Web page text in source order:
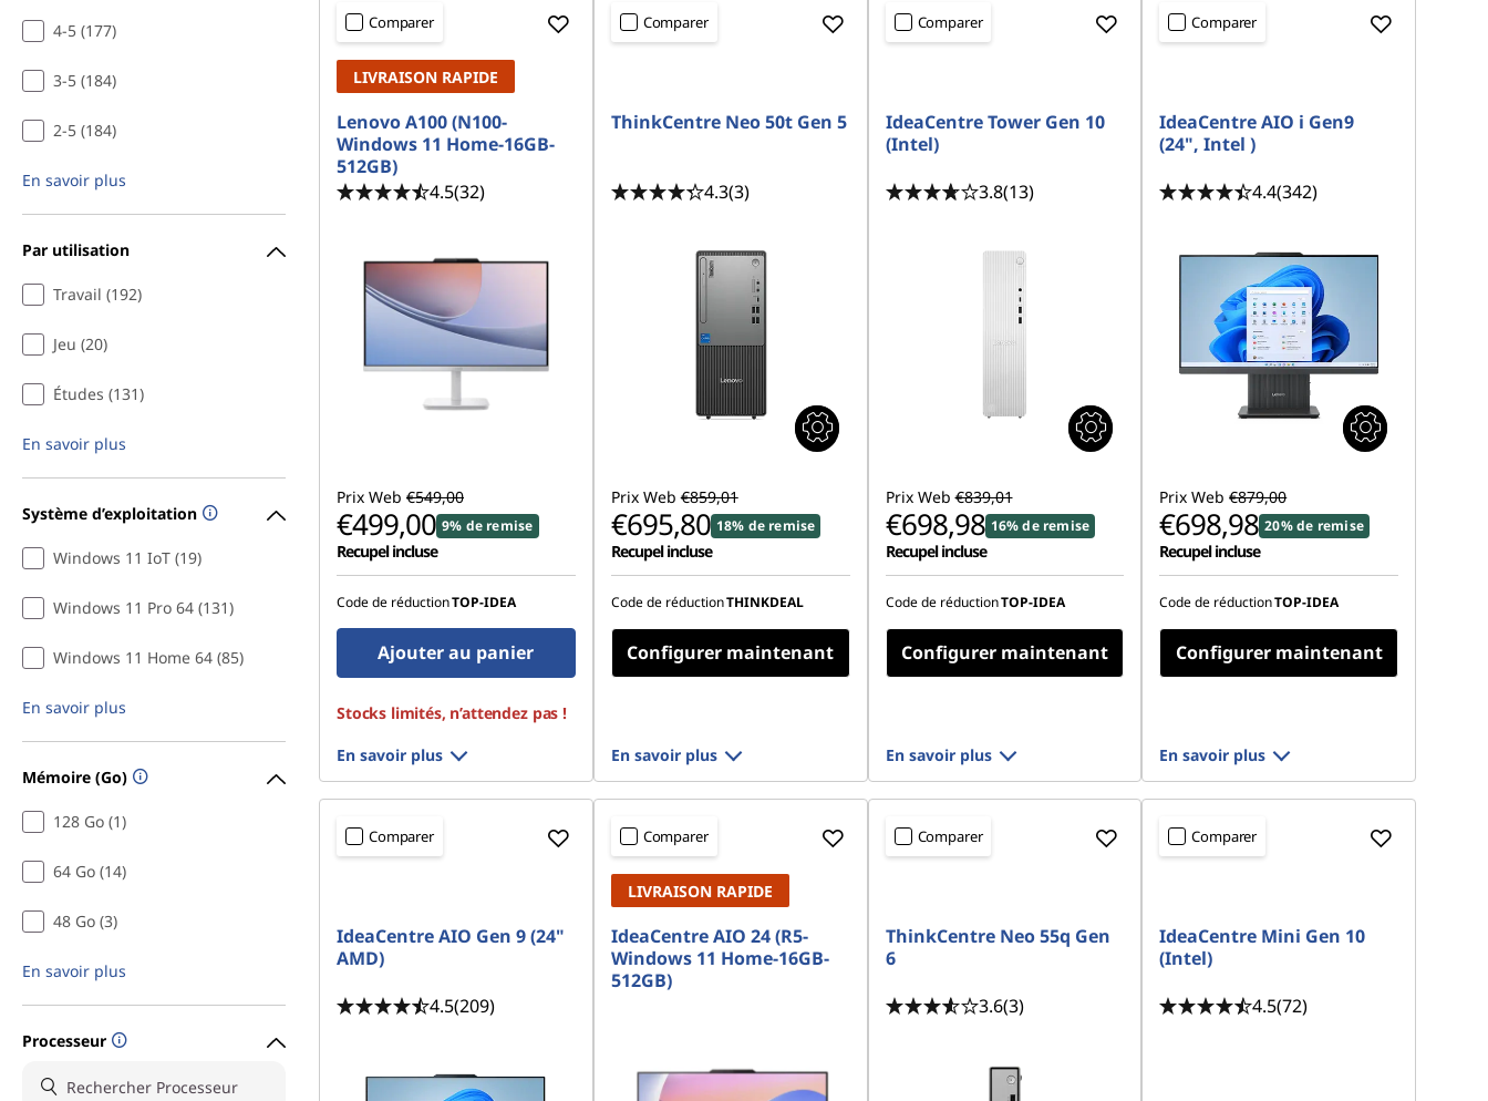
u
u
h
u
r
n
c
p
4-5 (177)
3-5 (184)
2-5 (184)
En savoir plus
Par utilisation
Travail (192)
Jeu (20)
Études (131)
En savoir plus
Système d’exploitation
Windows 11 IoT (19)
Windows 11 Pro 64 (131)
Windows 11 Home 64 (85)
En savoir plus
Mémoire (Go)
128 Go (1)
64 Go (14)
48 Go (3)
En savoir plus
Processeur
Comparer
LIVRAISON RAPIDE
Lenovo A100 (N100-
Windows 11 Home-16GB-
512GB)
4.5(32)
Prix Web €549,00
€499,00 9% de remise
Recupel incluse
Code de réductionTOP-IDEA
Ajouter au panier
Stocks limités, n’attendez pas !
En savoir plus
Comparer
ThinkCentre Neo 50t Gen 5
4.3(3)
Prix Web €859,01
€695,80 18% de remise
Recupel incluse
Code de réductionTHINKDEAL
Configurer maintenant
En savoir plus
Comparer
IdeaCentre Tower Gen 10
(Intel)
3.8(13)
Prix Web €839,01
€698,98 16% de remise
Recupel incluse
Code de réductionTOP-IDEA
Configurer maintenant
En savoir plus
Comparer
IdeaCentre AIO i Gen9
(24", Intel )
4.4(342)
Prix Web €879,00
€698,98 20% de remise
Recupel incluse
Code de réductionTOP-IDEA
Configurer maintenant
En savoir plus
Comparer
IdeaCentre AIO Gen 9 (24"
AMD)
4.5(209)
Comparer
LIVRAISON RAPIDE
IdeaCentre AIO 24 (R5-
Windows 11 Home-16GB-
512GB)
Comparer
ThinkCentre Neo 55q Gen
6
3.6(3)
Comparer
IdeaCentre Mini Gen 10
(Intel)
4.5(72)